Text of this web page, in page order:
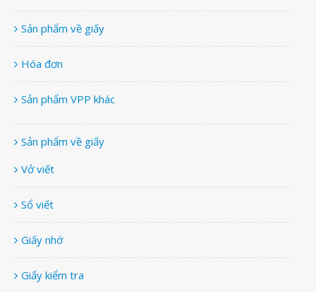
Sản phẩm về giấy
Hóa đơn
Sản phẩm VPP khác
Sản phẩm về giấy
Vở viết
Sổ viết
Giấy nhớ
Giấy kiểm tra